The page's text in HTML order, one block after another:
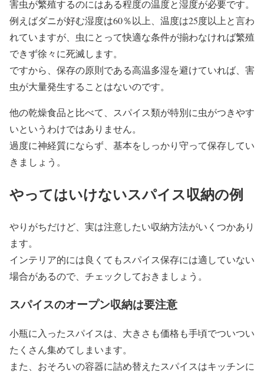
害虫が繁殖するのにはある程度の温度と湿度が必要です。
例えばダニが好む湿度は60％以上、温度は25度以上と言わ
れていますが、虫にとって快適な条件が揃わなければ繁殖
できず徐々に死滅します。
ですから、保存の原則である高温多湿を避けていれば、害
虫が大量発生することはないのです。
他の乾燥食品と比べて、スパイス類が特別に虫がつきやす
いというわけではありません。
過度に神経質にならず、基本をしっかり守って保存してい
きましょう。
やってはいけないスパイス収納の例
やりがちだけど、実は注意したい収納方法がいくつかあり
ます。
インテリア的には良くてもスパイス保存には適していない
場合があるので、チェックしておきましょう。
スパイスのオープン収納は要注意
小瓶に入ったスパイスは、大きさも価格も手頃でついつい
たくさん集めてしまいます。
また、おそろいの容器に詰め替えたスパイスはキッチンに